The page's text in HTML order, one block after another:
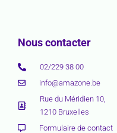
Nous contacter
02/229 38 00
info@amazone.be
Rue du Méridien 10,
1210 Bruxelles
Formulaire de contact